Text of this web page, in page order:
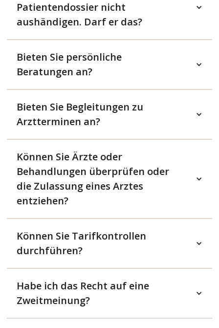
Patientendossier nicht
aushändigen. Darf er das?
Bieten Sie persönliche
Beratungen an?
Bieten Sie Begleitungen zu
Arztterminen an?
Können Sie Ärzte oder
Behandlungen überprüfen oder
die Zulassung eines Arztes
entziehen?
Können Sie Tarifkontrollen
durchführen?
Habe ich das Recht auf eine
Zweitmeinung?